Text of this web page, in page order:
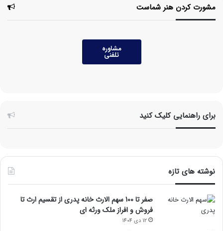
مشورت کردن هنر شماست
مشاوره
تلفنی
برای راهنمایی کلیک کنید
نوشته های تازه
صفر تا 100 سهم الارث خانه پدری از تقسیم ارث تا
فروش و افراز ملک ورثه ای
12 دی 1404